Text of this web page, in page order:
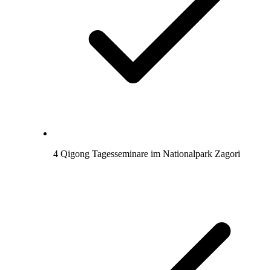
4 Qigong Tagesseminare im Nationalpark Zagori